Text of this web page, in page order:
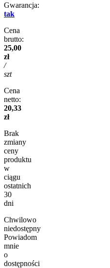
Gwarancja:
tak
Cena
brutto:
25,00
zł
/
szt
Cena
netto:
20,33
zł
Brak
zmiany
ceny
produktu
w
ciągu
ostatnich
30
dni
Chwilowo
niedostępny
Powiadom
mnie
o
dostępności